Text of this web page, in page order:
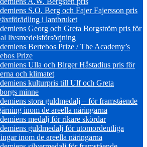
S.O. Berg och Fajer Fajersson pris
i lantbruket
Georg och Greta Borgström pris för
livsmedelsförsörjning
Bertebos Prize / The Academy’s
Prize
Ulla och Birger Håstadius pris för
och klimatet
kulturpris till Ulf och Greta
minne
stora guldmedalj – för framstående
inom de areella näringarna
medalj för rikare skördar
guldmedalj för utomordentliga
inom de areella näringarna